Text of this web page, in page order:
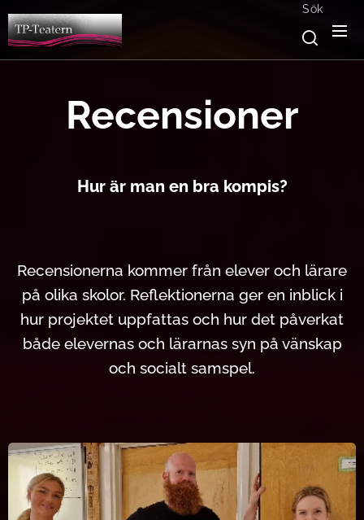
Sök
Recensioner
Hur är man en bra kompis?
Recensionerna kommer från elever och lärare
på olika skolor. Reflektionerna ger en inblick i
hur projektet uppfattas och hur det påverkat
både elevernas och lärarnas syn på vänskap
och socialt samspel.